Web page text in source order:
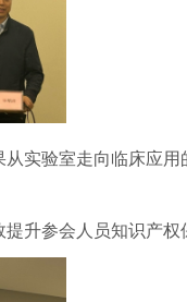
实验室走向临床应
升参会人员知识产权